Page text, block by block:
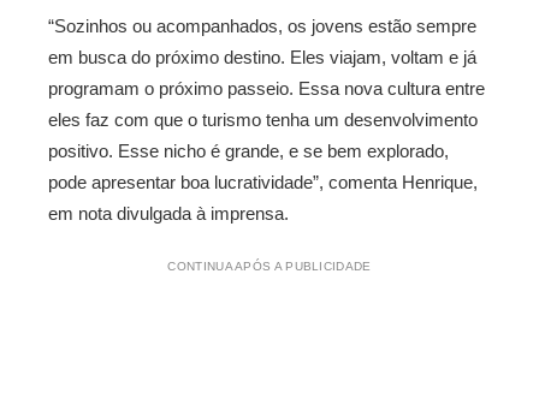
“Sozinhos ou acompanhados, os jovens estão sempre
em busca do próximo destino. Eles viajam, voltam e já
programam o próximo passeio. Essa nova cultura entre
eles faz com que o turismo tenha um desenvolvimento
positivo. Esse nicho é grande, e se bem explorado,
pode apresentar boa lucratividade”, comenta Henrique,
em nota divulgada à imprensa.
CONTINUA APÓS A PUBLICIDADE